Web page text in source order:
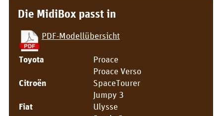
Die MidiBox passt in
PDF-Modellübersicht
Toyota
Proace
Proace Verso
Citroën
SpaceTourer
Jumpy 3
Fiat
Ulysse